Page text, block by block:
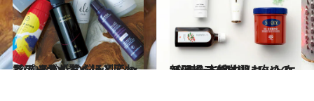
2021.7.5
髪のツヤが驚くほど変わる！ あなたの悩み別シャンプーガイド
ビューティ＆ヘルス 2021.3.22
“リモート疲れ”に攻めの新習慣 本格的リセットケアアイテム11選
ライフスタイル